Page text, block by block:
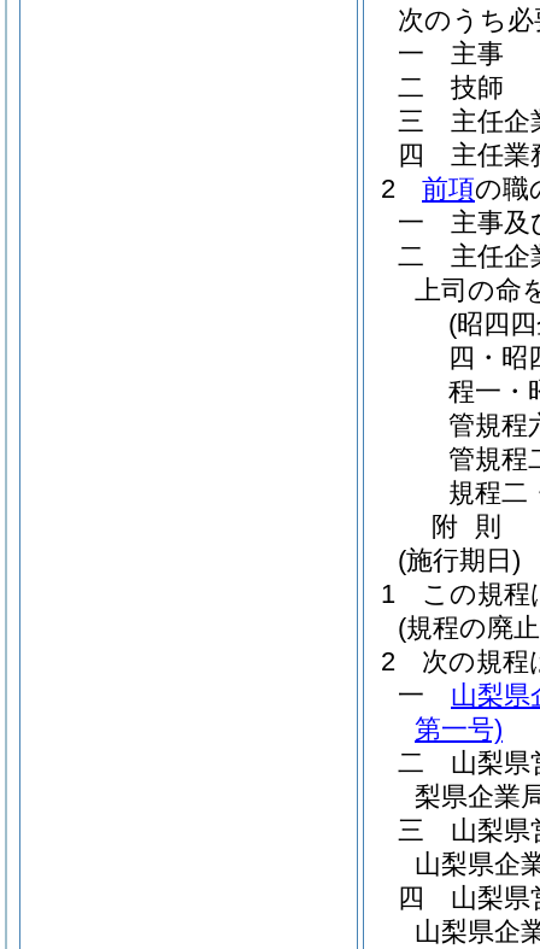
次のうち
一
主事
二
技師
三
主任企
四
主任業
2
前項の職
一
主事及
二
主任企
上司の命
(昭四
四・昭
程一・
管規程
管規程
規程二
附 則
(施行期日)
1
この規程
(規程の廃
2
次の規程
一
山梨県
第一号)
二
山梨県
梨県企業
三
山梨県
山梨県企
四
山梨県
山梨県企